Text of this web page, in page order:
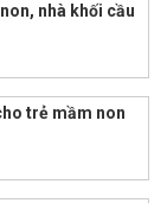
nhà khối cầu
trẻ mầm non